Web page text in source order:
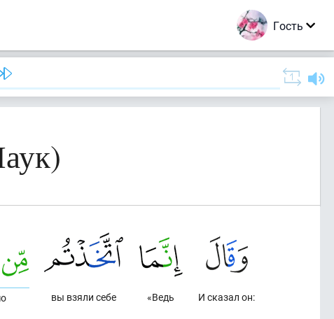
Гость
И сказал он:
«Ведь
вы взяли себе